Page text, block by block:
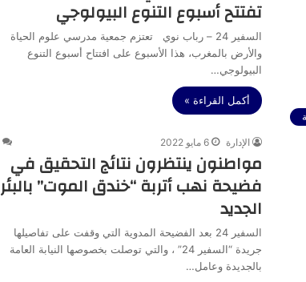
تفتتح أسبوع التنوع البيولوجي
السفير 24 – رباب نوي تعتزم جمعية مدرسي علوم الحياة
والأرض بالمغرب، هذا الأسبوع على افتتاح أسبوع التنوع
البيولوجي…
أكمل القراءة »
الإدارة 6 مايو 2022
مواطنون ينتظرون نتائج التحقيق في
فضيحة نهب أتربة “خندق الموت” بالبئر
الجديد
السفير 24 بعد الفضيحة المدوية التي وقفت على تفاصيلها
جريدة “السفير 24” ، والتي توصلت بخصوصها النيابة العامة
بالجديدة وعامل…